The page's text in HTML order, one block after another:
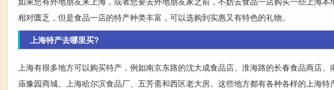
相对匮乏，但是食品一店的特产种类丰富，可以选购到实惠又有特色的礼物。
上海特产去哪里买?
上海有很多地方可以购买特产，例如南京东路的沈大成食品店、淮海路的长春食品商店
庙豫园商城、上海哈尔滨食品厂、五芳斋和西区老大房。这些地方都有各种各样的上海